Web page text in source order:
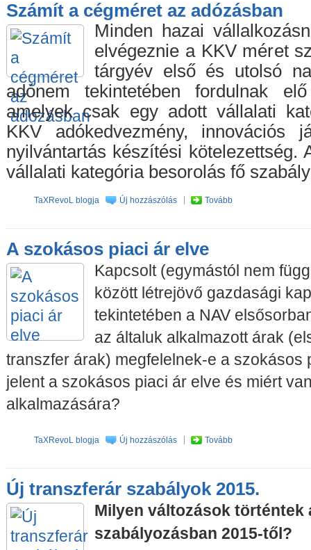
Számít a cégméret az adózásban
Minden hazai
elvégeznie a KKV méret
tárgyév első és utolsó
adónem tekintetében fordulnak
amelyek csak egy adott vállalati
KKV adókedvezmény, innovációs
nyilvántartás készítési kötelezettség.
vállalati kategória besorolás fő
TaXRevoL blogja Új hozzászólás Tovább
A szokásos piaci ár elve
Kapcsolt (egymástól nem
között létrejövő gazdasági
tekintetében a NAV
az általuk alkalmazott árak
transzfer árak) megfelelnek-e a szokásos
jelent a szokásos piaci ár elve és miért
alkalmazására?
TaXRevoL blogja Új hozzászólás Tovább
Új transzferár szabályok 2015.
Milyen változások történtek
szabályozásban 2015-től?